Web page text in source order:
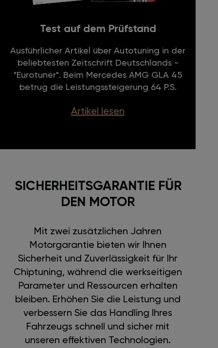
Test auf dem Prüfstand
Ausführlicher Artikel über Autotuning in der
beliebtesten Zeitschrift Deutschlands -
"Eurotuner". Beim Mercedes AMG GLA 45
betrug die Leistungssteigerung 64 P.S.
Artikel lesen
SICHERHEITSGARANTIE FÜR
DEN MOTOR
Mit zwei zusätzlichen Jahren
Motorgarantie bieten wir Ihnen
Sicherheit und Zuverlässigkeit für Ihr
Chiptuning, während die werkseitigen
Parameter und Ressourcen erhalten
bleiben. Erhöhen Sie die Leistung und
verbessern Sie das Handling Ihres
Fahrzeugs schnell und sicher mit
unseren effektiven Technologien.